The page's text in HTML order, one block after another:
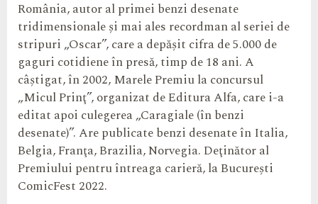
România, autor al primei benzi desenate
tridimensionale şi mai ales recordman al seriei de
stripuri „Oscar”, care a depăşit cifra de 5.000 de
gaguri cotidiene în presă, timp de 18 ani. A
câştigat, în 2002, Marele Premiu la concursul
„Micul Prinţ”, organizat de Editura Alfa, care i-a
editat apoi culegerea „Caragiale (în benzi
desenate)”. Are publicate benzi desenate în Italia,
Belgia, Franţa, Brazilia, Norvegia. Deţinător al
Premiului pentru întreaga carieră, la Bucureşti
ComicFest 2022.